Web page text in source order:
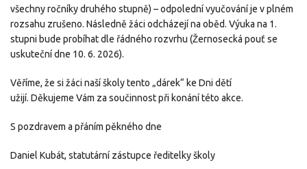
všechny ročníky druhého stupně) – odpolední vyučování je v plném
rozsahu zrušeno. Následně žáci odcházejí na oběd. Výuka na 1.
stupni bude probíhat dle řádného rozvrhu (Žernosecká pouť se
uskuteční dne 10. 6. 2026).
Věříme, že si žáci naší školy tento „dárek“ ke Dni dětí
užijí. Děkujeme Vám za součinnost při konání této akce.
S pozdravem a přáním pěkného dne
Daniel Kubát, statutární zástupce ředitelky školy